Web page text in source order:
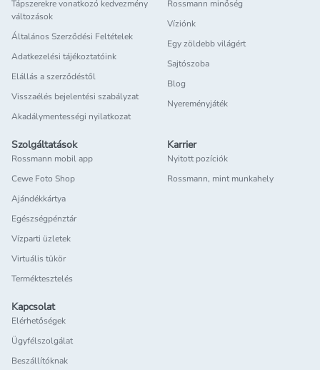
Tápszerekre vonatkozó kedvezmény
változások
Általános Szerződési Feltételek
Adatkezelési tájékoztatóink
Elállás a szerződéstől
Visszaélés bejelentési szabályzat
Akadálymentességi nyilatkozat
Rossmann minőség
Víziónk
Egy zöldebb világért
Sajtószoba
Blog
Nyereményjáték
Szolgáltatások
Rossmann mobil app
Cewe Foto Shop
Ajándékkártya
Egészségpénztár
Vízparti üzletek
Virtuális tükör
Terméktesztelés
Karrier
Nyitott pozíciók
Rossmann, mint munkahely
Kapcsolat
Elérhetőségek
Ügyfélszolgálat
Beszállítóknak